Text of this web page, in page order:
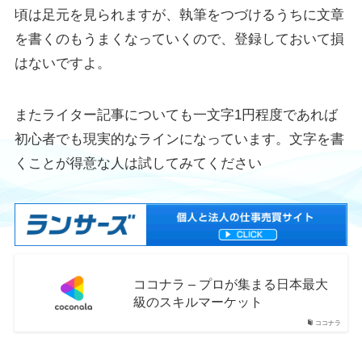
頃は足元を見られますが、執筆をつづけるうちに文章
を書くのもうまくなっていくので、登録しておいて損
はないですよ。
またライター記事についても一文字1円程度であれば
初心者でも現実的なラインになっています。文字を書
くことが得意な人は試してみてください
ココナラ
ココナラ – プロが集まる日本最大
級のスキルマーケット